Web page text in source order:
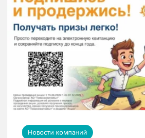
Новости компаний